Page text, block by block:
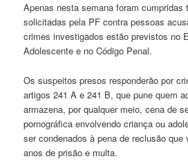
Apenas nesta semana foram cumpridas
solicitadas pela PF contra pessoas
crimes investigados estão previstos no
Adolescente e no Código Penal.
Os suspeitos presos responderão por
artigos 241 A e 241 B, que pune quem
armazena, por qualquer meio, cena de
pornográfica envolvendo criança ou
ser condenados à pena de reclusão que
anos de prisão e multa.